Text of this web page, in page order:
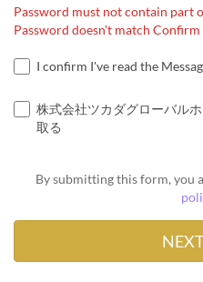
Password must not contain part
Password doesn't match Confirm
I confirm I've read the
株式会社ツカダグローバル
取る
By submitting this form, you